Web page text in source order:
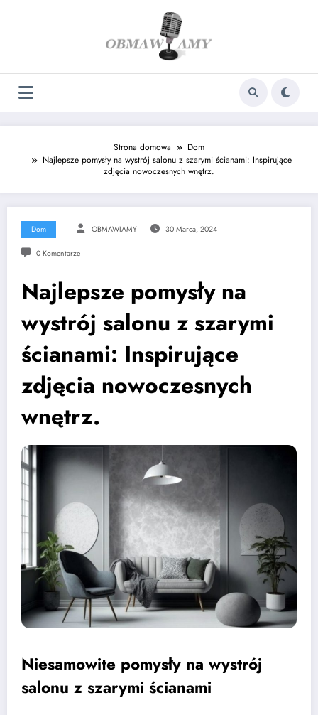
Strona domowa
Dom
Najlepsze pomysły na wystrój salonu z szarymi ścianami: Inspirujące
zdjęcia nowoczesnych wnętrz.
Dom OBMAWIAMY 30 Marca, 2024
0 Komentarze
Najlepsze pomysły na
wystrój salonu z szarymi
ścianami: Inspirujące
zdjęcia nowoczesnych
wnętrz.
Niesamowite pomysły na wystrój
salonu z szarymi ścianami